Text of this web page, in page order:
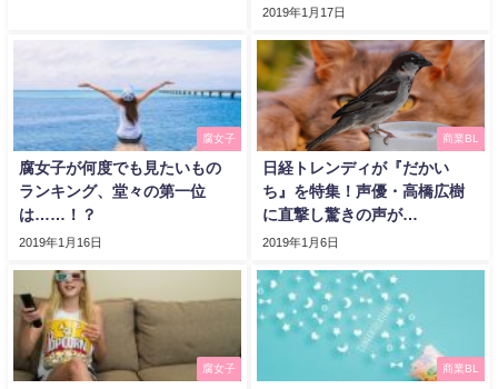
2019年1月17日
腐女子
腐女子が何度でも見たいもの
ランキング、堂々の第一位
は……！？
2019年1月16日
商業BL
日経トレンディが『だかい
ち』を特集！声優・高橋広樹
に直撃し驚きの声が…
2019年1月6日
腐女子 商業BL